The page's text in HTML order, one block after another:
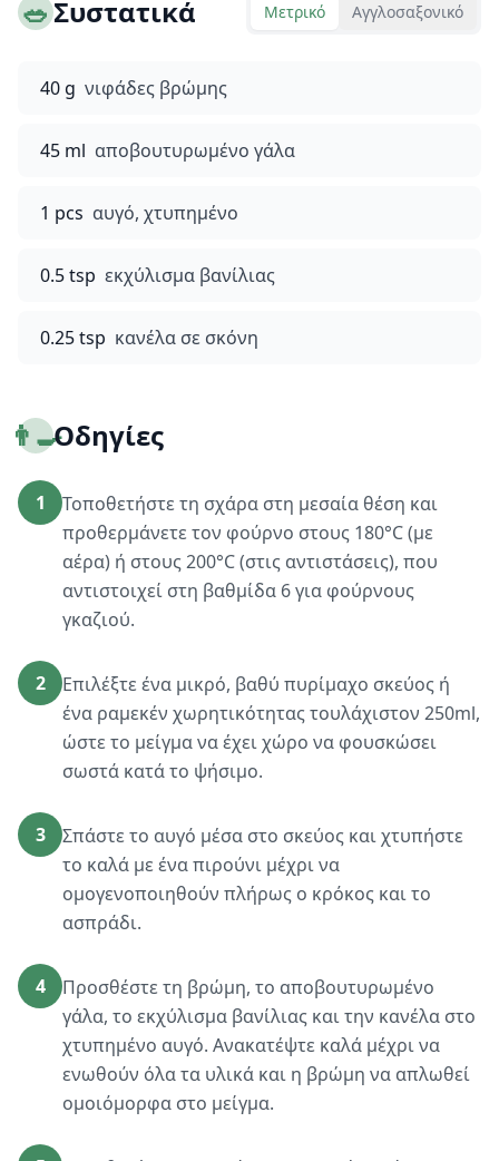
🥗Συστατικά Μετρικό Αγγλοσαξονικό
40 g νιφάδες βρώμης
45 ml αποβουτυρωμένο γάλα
1 pcs αυγό, χτυπημένο
0.5 tsp εκχύλισμα βανίλιας
0.25 tsp κανέλα σε σκόνη
👨‍🍳Οδηγίες
1
Τοποθετήστε τη σχάρα στη μεσαία θέση και
προθερμάνετε τον φούρνο στους 180°C (με
αέρα) ή στους 200°C (στις αντιστάσεις), που
αντιστοιχεί στη βαθμίδα 6 για φούρνους
γκαζιού.
2
Επιλέξτε ένα μικρό, βαθύ πυρίμαχο σκεύος ή
ένα ραμεκέν χωρητικότητας τουλάχιστον 250ml,
ώστε το μείγμα να έχει χώρο να φουσκώσει
σωστά κατά το ψήσιμο.
3
Σπάστε το αυγό μέσα στο σκεύος και χτυπήστε
το καλά με ένα πιρούνι μέχρι να
ομογενοποιηθούν πλήρως ο κρόκος και το
ασπράδι.
4
Προσθέστε τη βρώμη, το αποβουτυρωμένο
γάλα, το εκχύλισμα βανίλιας και την κανέλα στο
χτυπημένο αυγό. Ανακατέψτε καλά μέχρι να
ενωθούν όλα τα υλικά και η βρώμη να απλωθεί
ομοιόμορφα στο μείγμα.